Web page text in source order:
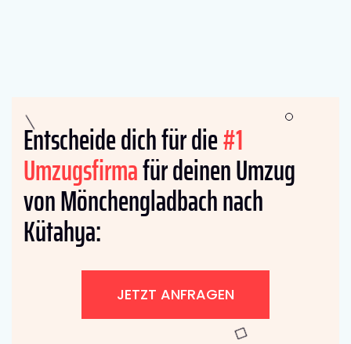
Entscheide dich für die#1
Umzugsfirmafür deinen Umzug
von Mönchengladbach nach
Kütahya:
JETZT ANFRAGEN